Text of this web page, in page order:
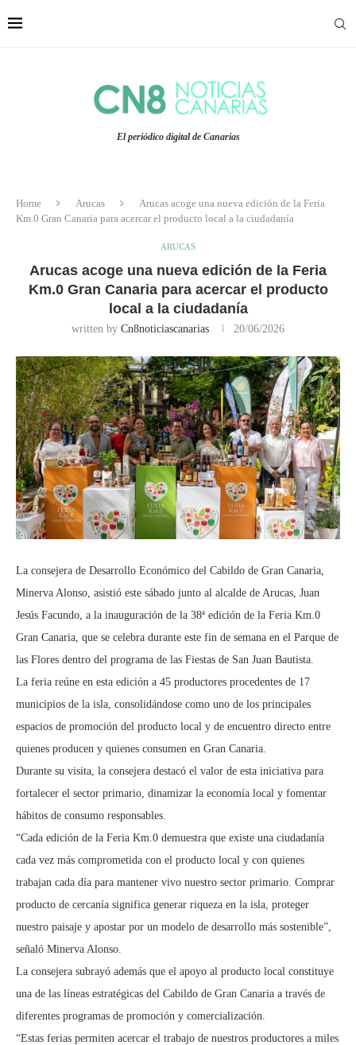
El periódico digital de Canarias
Home Arucas
Arucas acoge una nueva edición de la Feria
Km.0 Gran Canaria para acercar el producto local a la ciudadanía
ARUCAS
Arucas acoge una nueva edición de la Feria
Km.0 Gran Canaria para acercar el producto
local a la ciudadanía
written by Cn8noticiascanarias 20/06/2026
La consejera de Desarrollo Económico del Cabildo de Gran Canaria,
Minerva Alonso, asistió este sábado junto al alcalde de Arucas, Juan
Jesús Facundo, a la inauguración de la 38ª edición de la Feria Km.0
Gran Canaria, que se celebra durante este fin de semana en el Parque de
las Flores dentro del programa de las Fiestas de San Juan Bautista.
La feria reúne en esta edición a 45 productores procedentes de 17
municipios de la isla, consolidándose como uno de los principales
espacios de promoción del producto local y de encuentro directo entre
quienes producen y quienes consumen en Gran Canaria.
Durante su visita, la consejera destacó el valor de esta iniciativa para
fortalecer el sector primario, dinamizar la economía local y fomentar
hábitos de consumo responsables.
“Cada edición de la Feria Km.0 demuestra que existe una ciudadanía
cada vez más comprometida con el producto local y con quienes
trabajan cada día para mantener vivo nuestro sector primario. Comprar
producto de cercanía significa generar riqueza en la isla, proteger
nuestro paisaje y apostar por un modelo de desarrollo más sostenible”,
señaló Minerva Alonso.
La consejera subrayó además que el apoyo al producto local constituye
una de las líneas estratégicas del Cabildo de Gran Canaria a través de
diferentes programas de promoción y comercialización.
“Estas ferias permiten acercar el trabajo de nuestros productores a miles